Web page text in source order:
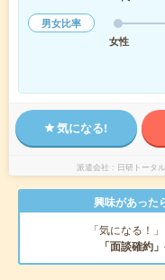
男女比率
女性
気になる!
派遣会社 日研トータ
興味があった
「気になる！
「面談確約」